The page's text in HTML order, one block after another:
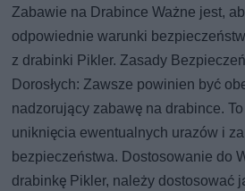
Zabawie na Drabince Ważne jest,
odpowiednie warunki
z drabinki Pikler. Zasady
Dorosłych: Zawsze powinien być
nadzorujący zabawę na drabince.
uniknięcia ewentualnych urazów i
bezpieczeństwa. Dostosowanie do
drabinkę Pikler, należy dostosować